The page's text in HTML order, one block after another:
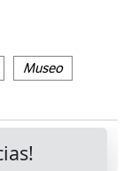
Museo